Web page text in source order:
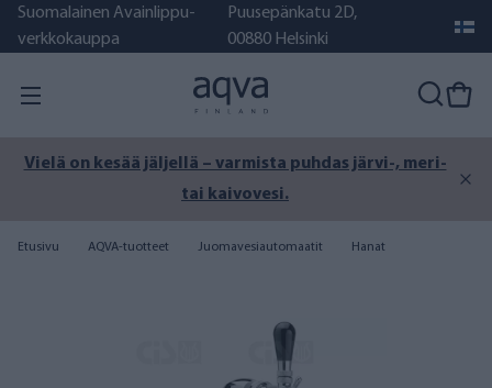
Suomalainen Avainlippu-
verkkokauppa
Puusepänkatu 2D,
00880 Helsinki
Vielä on kesää jäljellä – varmista puhdas järvi-, meri-
tai kaivovesi.
Etusivu AQVA-tuotteet Juomavesiautomaatit Hanat